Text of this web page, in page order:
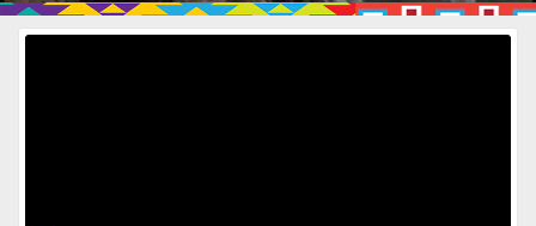
Cerrar Sesión